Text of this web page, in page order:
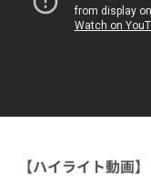
【ハイライト動画】